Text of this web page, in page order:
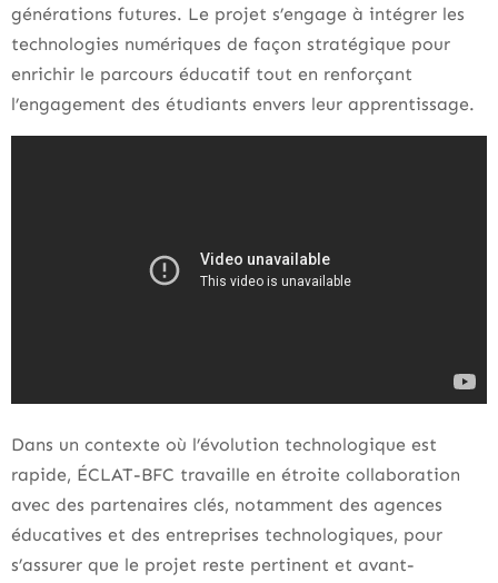
générations futures. Le projet s’engage à intégrer les
technologies numériques de façon stratégique pour
enrichir le parcours éducatif tout en renforçant
l’engagement des étudiants envers leur apprentissage.
Dans un contexte où l’évolution technologique est
rapide, ÉCLAT-BFC travaille en étroite collaboration
avec des partenaires clés, notamment des agences
éducatives et des entreprises technologiques, pour
s’assurer que le projet reste pertinent et avant-